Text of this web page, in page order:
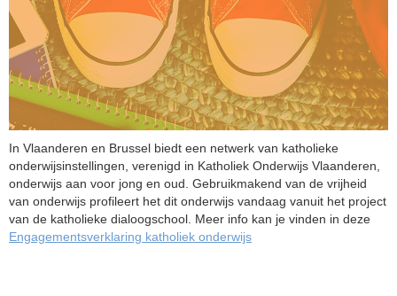
In Vlaanderen en Brussel biedt een netwerk van katholieke
onderwijsinstellingen, verenigd in Katholiek Onderwijs Vlaanderen,
onderwijs aan voor jong en oud. Gebruikmakend van de vrijheid
van onderwijs profileert het dit onderwijs vandaag vanuit het project
van de katholieke dialoogschool. Meer info kan je vinden in deze
Engagementsverklaring katholiek onderwijs